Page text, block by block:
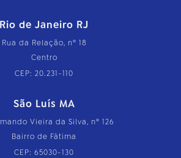
Rio de Janeiro RJ
Rua da Relação, nº 18
Centro
CEP: 20.231-110
São Luís MA
Vieira da Silva, nº 126
Bairro de Fátima
CEP: 65030-130